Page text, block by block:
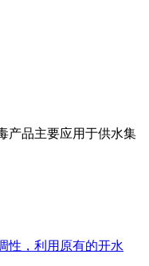
产品主要应用于供水集
性，利用原有的开水